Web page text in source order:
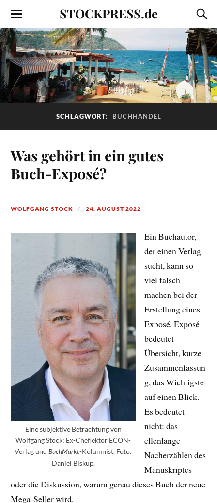
STOCKPRESS.de
SCHLAGWORT: BUCHHANDEL
Was gehört in ein gutes
Buch-Exposé?
WOLFGANG STOCK 24. AUGUST 2022
Eine subjektive Betrachtung von
Wolfgang Stock; Ex-Cheflektor ECON-
Verlag undBuchMarkt-Kolumnist. Foto:
Daniel Biskup.
Ein Buchautor,
der einen Verlag
sucht, kann so
viel falsch
machen bei der
Erstellung eines
Exposé. Exposé
bedeutet
Übersicht, kurze
Zusammenfassun
g, das Wichtigste
auf einen Blick.
Es bedeutet
nicht: das
ellenlange
Nacherzählen des
Manuskriptes
oder die Diskussion, warum genau dieses Buch der neue
Mega-Seller wird.